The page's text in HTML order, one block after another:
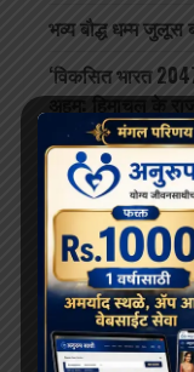
भव्य बौद्ध धम्म जुलूस
‘विकसित भारत
अहम: हिमाचल के
थाईलैंड के महामहिम
देखभाल की
दलाई लामा लद्दाख
मज़बूत किया
ARCHIVES